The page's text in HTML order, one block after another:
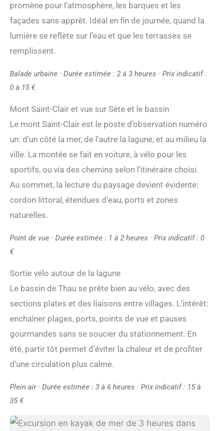
promène pour l’atmosphère, les barques et les
façades sans apprêt. Idéal en fin de journée, quand la
lumière se reflète sur l’eau et que les terrasses se
remplissent.
Balade urbaine · Durée estimée : 2 à 3 heures · Prix indicatif :
0 à 15 €
Mont Saint-Clair et vue sur Sète et le bassin
Le mont Saint-Clair est le poste d’observation numéro
un: d’un côté la mer, de l’autre la lagune, et au milieu la
ville. La montée se fait en voiture, à vélo pour les
sportifs, ou via des chemins selon l’itinéraire choisi.
Au sommet, la lecture du paysage devient évidente:
cordon littoral, étendues d’eau, ports et zones
naturelles.
Point de vue · Durée estimée : 1 à 2 heures · Prix indicatif : 0
€
Sortie vélo autour de la lagune
Le bassin de Thau se prête bien au vélo, avec des
sections plates et des liaisons entre villages. L’intérêt:
enchaîner plages, ports, points de vue et pauses
gourmandes sans se soucier du stationnement. En
été, partir tôt permet d’éviter la chaleur et de profiter
d’une circulation plus calme.
Plein air · Durée estimée : 3 à 6 heures · Prix indicatif : 15 à
35 €